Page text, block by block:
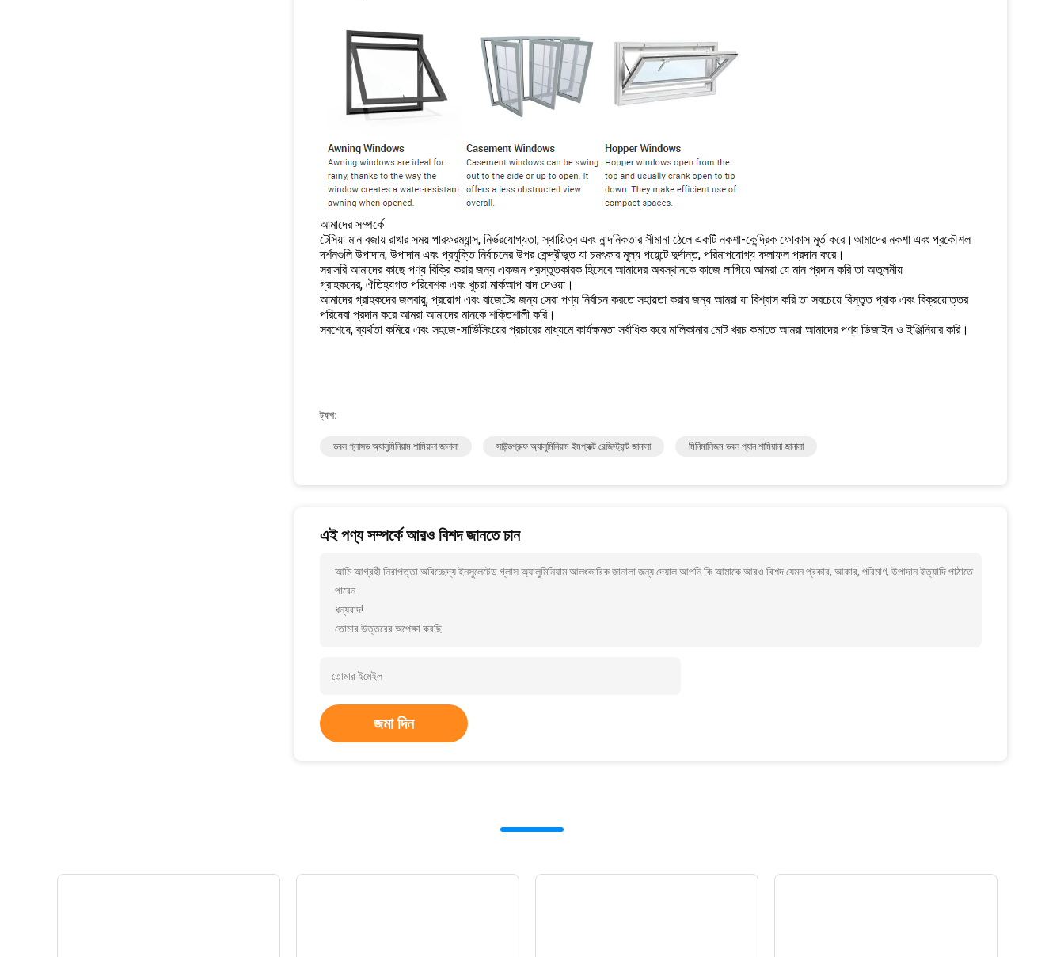
আমাদের সম্পর্কে
টেসিয়া মান বজায় রাখার সময় পারফরম্যান্স, নির্ভরযোগ্যতা, স্থায়িত্ব এবং নান্দনিকতার সীমানা ঠেলে একটি নকশা-কেন্দ্রিক ফোকাস মূর্ত করে।আমাদের নকশা এবং প্রকৌশল
দর্শনগুলি উপাদান, উপাদান এবং প্রযুক্তি নির্বাচনের উপর কেন্দ্রীভূত যা চমৎকার মূল্য পয়েন্টে দুর্দান্ত, পরিমাপযোগ্য ফলাফল প্রদান করে।
সরাসরি আমাদের কাছে পণ্য বিক্রি করার জন্য একজন প্রস্তুতকারক হিসেবে আমাদের অবস্থানকে কাজে লাগিয়ে আমরা যে মান প্রদান করি তা অতুলনীয়
গ্রাহকদের, ঐতিহ্যগত পরিবেশক এবং খুচরা মার্কআপ বাদ দেওয়া।
আমাদের গ্রাহকদের জলবায়ু, প্রয়োগ এবং বাজেটের জন্য সেরা পণ্য নির্বাচন করতে সহায়তা করার জন্য আমরা যা বিশ্বাস করি তা সবচেয়ে বিস্তৃত প্রাক এবং বিক্রয়োত্তর
পরিষেবা প্রদান করে আমরা আমাদের মানকে শক্তিশালী করি।
সবশেষে, ব্যর্থতা কমিয়ে এবং সহজে-সার্ভিসিংয়ের প্রচারের মাধ্যমে কার্যক্ষমতা সর্বাধিক করে মালিকানার মোট খরচ কমাতে আমরা আমাদের পণ্য ডিজাইন ও ইঞ্জিনিয়ার করি।
ট্যাগ:
ডবল গ্লাসড অ্যালুমিনিয়াম শামিয়ানা জানালা সাউন্ডপ্রুফ অ্যালুমিনিয়াম ইমপ্যাক্ট রেজিস্ট্যান্ট জানালা মিনিমালিজম ডবল প্যান শামিয়ানা জানালা
এই পণ্য সম্পর্কে আরও বিশদ জানতে চান
আমি আগ্রহী নিরাপত্তা অবিচ্ছেদ্য ইনসুলেটেড গ্লাস অ্যালুমিনিয়াম আলংকারিক জানালা জন্য দেয়াল আপনি কি আমাকে আরও বিশদ যেমন প্রকার, আকার, পরিমাণ, উপাদান ইত্যাদি পাঠাতে
পারেন
ধন্যবাদ!
তোমার উত্তরের অপেক্ষা করছি.
জমা দিন